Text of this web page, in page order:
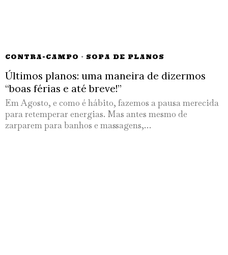
CONTRA-CAMPO · SOPA DE PLANOS
Últimos planos: uma maneira de dizermos
“boas férias e até breve!”
Em Agosto, e como é hábito, fazemos a pausa merecida
para retemperar energias. Mas antes mesmo de
zarparem para banhos e massagens,…